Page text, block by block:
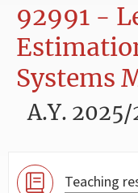
92991 -
Systems
A.Y.
Teaching